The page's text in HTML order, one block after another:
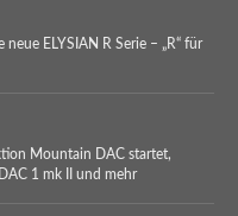
ELYSIAN R Serie – „R“ für
Mountain DAC startet,
1 mk II und mehr